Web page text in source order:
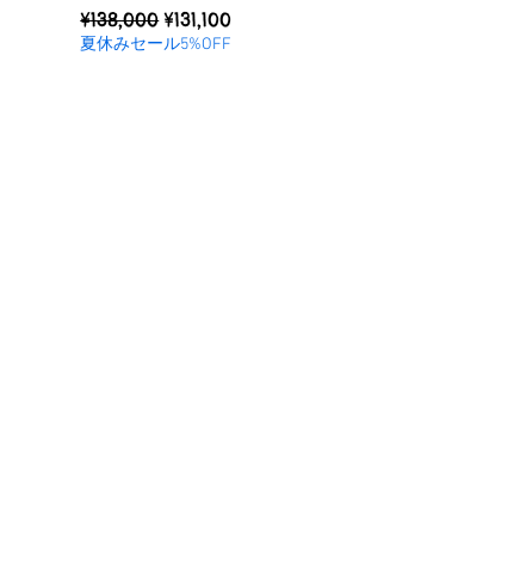
ราคาปกติ
¥138,000ราคาขายลด
¥131,100
夏休みセール5%OFF